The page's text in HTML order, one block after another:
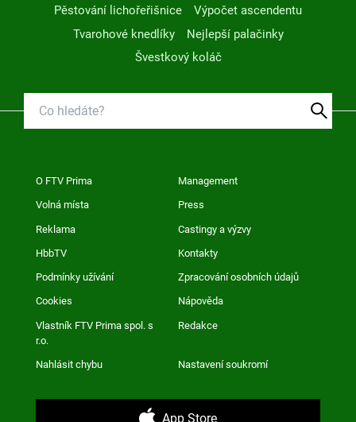
Pěstování lichořeřišnice
Výpočet ascendentu
Tvarohové knedlíky
Nejlepší palačinky
Švestkový koláč
O FTV Prima Management
Volná místa Press
Reklama Castingy a výzvy
HbbTV Kontakty
Podmínky užívání Zpracování osobních údajů
Cookies Nápověda
Vlastník FTV Prima spol. s
r.o.
Redakce
Nahlásit chybu Nastavení soukromí
App Store